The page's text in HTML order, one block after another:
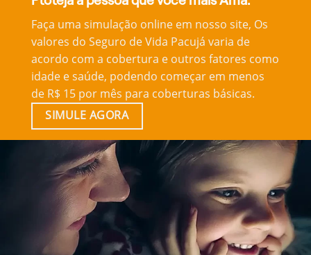
Faça uma simulação online em nosso site, Os
valores do Seguro de Vida Pacujá varia de
acordo com a cobertura e outros fatores como
idade e saúde, podendo começar em menos
de R$ 15 por mês para coberturas básicas.
SIMULE AGORA